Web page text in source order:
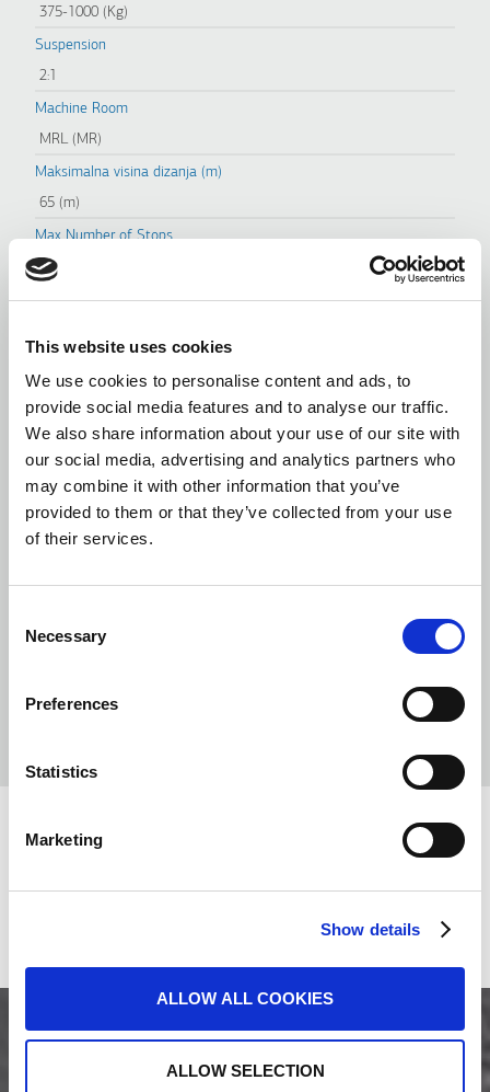
This website uses cookies
We use cookies to personalise content and ads, to
provide social media features and to analyse our traffic.
We also share information about your use of our site with
our social media, advertising and analytics partners who
may combine it with other information that you’ve
provided to them or that they’ve collected from your use
of their services.
Selection
Necessary
Preferences
Statistics
Marketing
Show details
ALLOW ALL COOKIES
ALLOW SELECTION
375-1000 (Kg)
Suspension
2:1
Machine Room
MRL (MR)
Maksimalna visina dizanja (m)
65 (m)
Max Number of Stops
24
Maksimalna brzina (m/s)
Min Headroom (mm)
v≤1.0m/s 3400 (mm)
v=1.6m/s 3600 (mm)
Usklađeno sa
Direktivom o liftovima 2014/33/EU
Related Projects